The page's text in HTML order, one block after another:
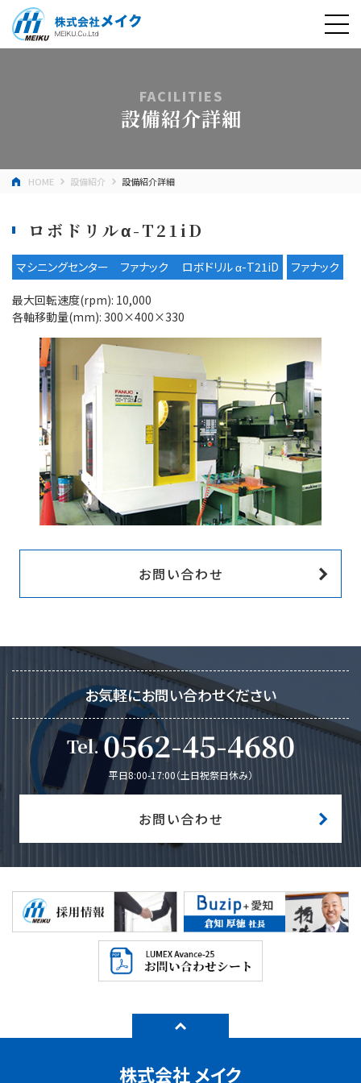
FACILITIES
設備紹介詳細
HOME 設備紹介 設備紹介詳細
ロボドリルα-T21iD
マシニングセンター ファナック ロボドリル α-T21iD ファナック
最大回転速度(rpm): 10,000
各軸移動量(mm): 300×400×330
お問い合わせ
お気軽にお問い合わせください
Tel 0562-45-4680
平日8:00-17:00（土日祝祭日休み）
お問い合わせ
株式会社 メイク